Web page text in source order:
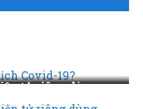
Covid-19?
tử riêng dùng